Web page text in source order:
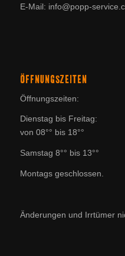
E-Mail: info@popp-
ÖFFNUNGSZEITEN
Öffnungszeiten:
Dienstag bis Freitag:
von 08°° bis 18°°
Samstag 8°° bis 13°°
Montags geschlossen.
Änderungen und Irrtümer